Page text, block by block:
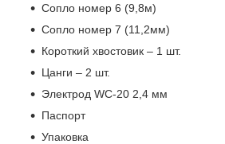
Сопло номер 6 (9,8м)
Сопло номер 7 (11,2мм)
Короткий хвостовик – 1 шт.
Цанги – 2 шт.
Электрод WC-20 2,4 мм
Паспорт
Упаковка